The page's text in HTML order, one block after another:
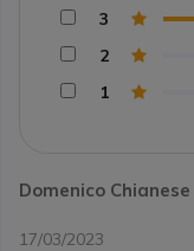
Domenico Chianese
17/03/2023
3
2
1